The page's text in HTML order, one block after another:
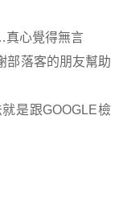
心覺得無言
部落客的朋友幫助
是跟GOOGLE檢